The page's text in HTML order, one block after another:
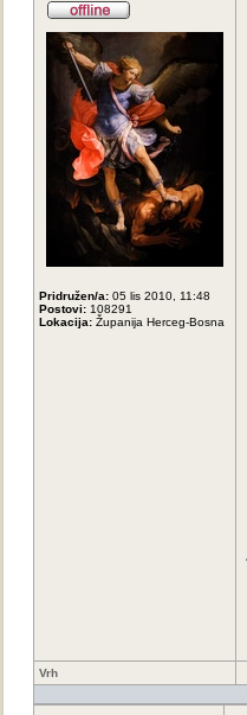
Pridružen/a: 05 lis 2010, 11:48
Postovi: 108291
Lokacija: Županija Herceg-Bosna
Vrh